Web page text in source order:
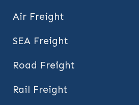
Air Freight
SEA Freight
Road Freight
Rail Freight